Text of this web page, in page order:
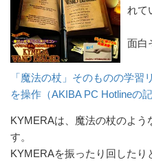
れて
面白
「魔法の杖」そのものの学
を操作（AKIBA PC Hotlineの記
KYMERAは、魔法の杖のよ
す。
KYMERAを振ったり回したり